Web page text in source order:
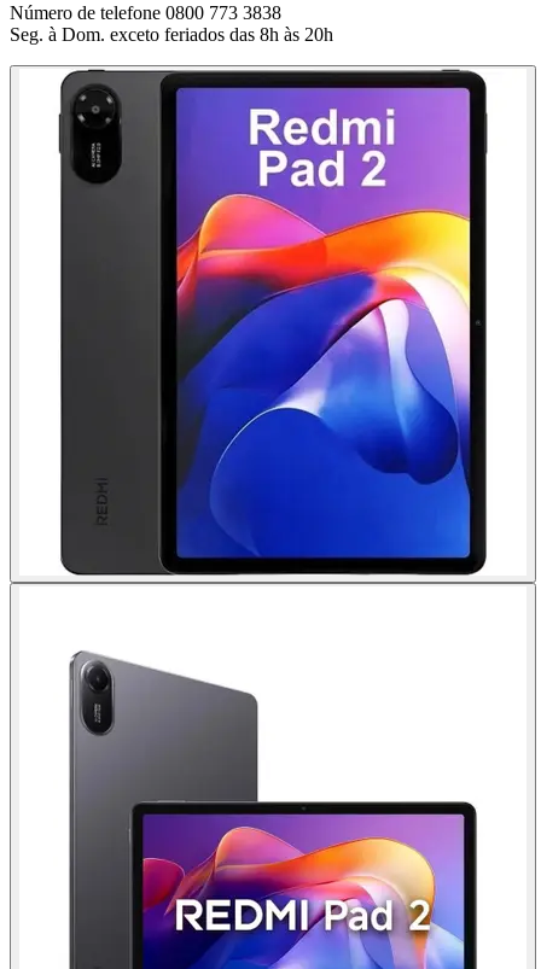
Número de telefone 0800 773 3838
Seg. à Dom. exceto feriados das 8h às 20h